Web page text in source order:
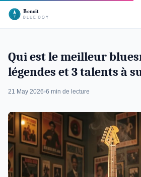
Qui est le meilleur
légendes et 3 talents à
21 May 2026 6 min de lecture